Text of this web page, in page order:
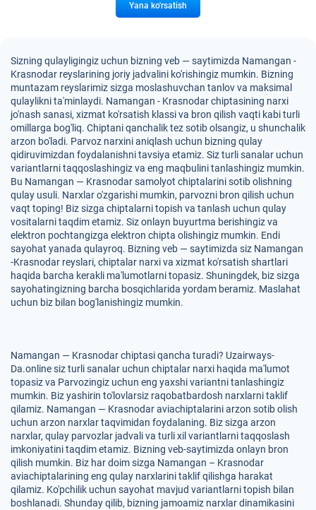
Yana ko'rsatish
Sizning qulayligingiz uchun bizning veb — saytimizda Namangan -
Krasnodar reyslarining joriy jadvalini ko'rishingiz mumkin. Bizning
muntazam reyslarimiz sizga moslashuvchan tanlov va maksimal
qulaylikni ta'minlaydi. Namangan - Krasnodar chiptasining narxi
jo'nash sanasi, xizmat ko'rsatish klassi va bron qilish vaqti kabi turli
omillarga bog'liq. Chiptani qanchalik tez sotib olsangiz, u shunchalik
arzon bo'ladi. Parvoz narxini aniqlash uchun bizning qulay
qidiruvimizdan foydalanishni tavsiya etamiz. Siz turli sanalar uchun
variantlarni taqqoslashingiz va eng maqbulini tanlashingiz mumkin.
Bu Namangan — Krasnodar samolyot chiptalarini sotib olishning
qulay usuli. Narxlar o'zgarishi mumkin, parvozni bron qilish uchun
vaqt toping! Biz sizga chiptalarni topish va tanlash uchun qulay
vositalarni taqdim etamiz. Siz onlayn buyurtma berishingiz va
elektron pochtangizga elektron chipta olishingiz mumkin. Endi
sayohat yanada qulayroq. Bizning veb — saytimizda siz Namangan
-Krasnodar reyslari, chiptalar narxi va xizmat ko'rsatish shartlari
haqida barcha kerakli ma'lumotlarni topasiz. Shuningdek, biz sizga
sayohatingizning barcha bosqichlarida yordam beramiz. Maslahat
uchun biz bilan bog'lanishingiz mumkin.
Namangan — Krasnodar chiptasi qancha turadi? Uzairways-
Da.online siz turli sanalar uchun chiptalar narxi haqida ma'lumot
topasiz va Parvozingiz uchun eng yaxshi variantni tanlashingiz
mumkin. Biz yashirin to'lovlarsiz raqobatbardosh narxlarni taklif
qilamiz. Namangan — Krasnodar aviachiptalarini arzon sotib olish
uchun arzon narxlar taqvimidan foydalaning. Biz sizga arzon
narxlar, qulay parvozlar jadvali va turli xil variantlarni taqqoslash
imkoniyatini taqdim etamiz. Bizning veb-saytimizda onlayn bron
qilish mumkin. Biz har doim sizga Namangan – Krasnodar
aviachiptalarining eng qulay narxlarini taklif qilishga harakat
qilamiz. Ko'pchilik uchun sayohat mavjud variantlarni topish bilan
boshlanadi. Shunday qilib, bizning jamoamiz narxlar dinamikasini